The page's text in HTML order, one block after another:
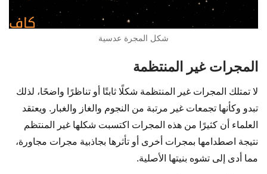
شكل المجرة عدسية
المجرات غير المنتظمة
لا تمتلك المجرات غير المنتظمة شكلًا ثابتًا أو تناظرًا واضحًا، لذلك
تبدو وكأنها تجمعات غير مرتبة من النجوم والغاز والغبار. ويعتقد
العلماء أن كثيرًا من هذه المجرات اكتسبت شكلها غير المنتظم
نتيجة اصطدامها بمجرات أخرى أو تأثرها بجاذبية مجرات مجاورة،
مما أدى إلى تشوه بنيتها الأصلية.